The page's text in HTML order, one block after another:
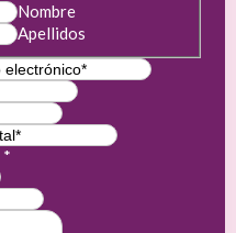
Nombre
Apellidos
*